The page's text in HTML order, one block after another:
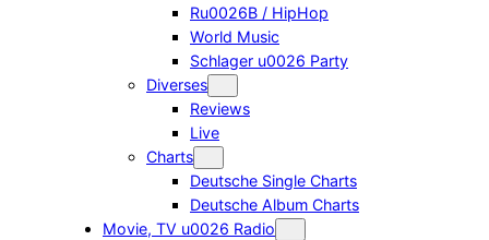
Ru0026B / HipHop
World Music
Schlager u0026 Party
Diverses
Reviews
Live
Charts
Deutsche Single Charts
Deutsche Album Charts
Movie, TV u0026 Radio